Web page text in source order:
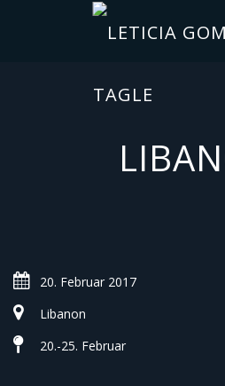
20. Februar 2017
Libanon
20.-25. Februar